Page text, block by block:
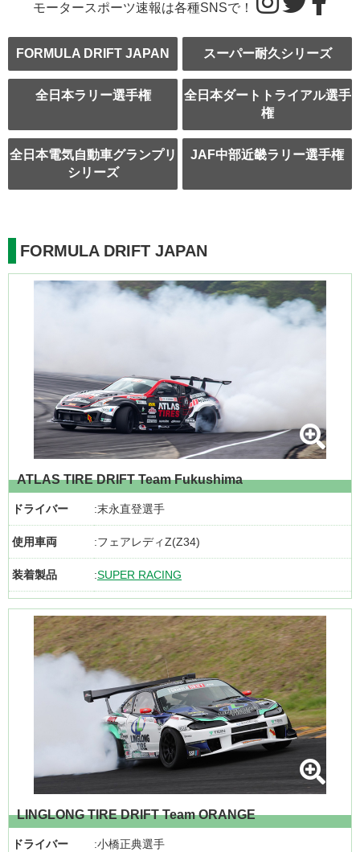
モータースポーツ速報は各種SNSで！
FORMULA DRIFT JAPAN スーパー耐久シリーズ
全日本ラリー選手権
全日本ダートトライアル選手
権
全日本電気自動車グランプリ
シリーズ
JAF中部近畿ラリー選手権
FORMULA DRIFT JAPAN
ATLAS TIRE DRIFT Team Fukushima
ドライバー 末永直登選手
使用車両 フェアレディZ(Z34)
装着製品 SUPER RACING
LINGLONG TIRE DRIFT Team ORANGE
ドライバー 小橋正典選手